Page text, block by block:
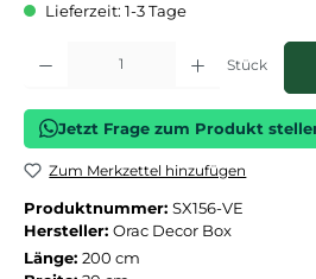
Lieferzeit: 1-3 Tage
Produkt Anzahl: Gib den gewünschten
Stück
Jetzt Frage zum Produkt
Zum Merkzettel hinzufügen
Produktnummer: SX156-VE
Hersteller: Orac Decor Box
Länge: 200 cm